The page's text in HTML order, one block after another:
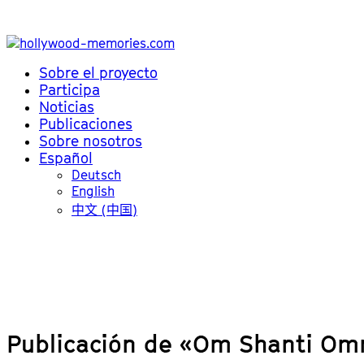
Sobre el proyecto
Participa
Noticias
Publicaciones
Sobre nosotros
Español
Deutsch
English
中文 (中国)
Publicación de «Om Shanti